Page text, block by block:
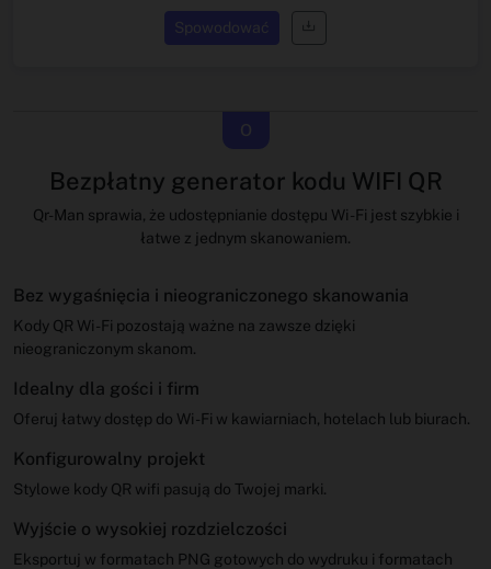
Spowodować
O
Bezpłatny generator kodu WIFI QR
Qr-Man sprawia, że ​​udostępnianie dostępu Wi -Fi jest szybkie i
łatwe z jednym skanowaniem.
Bez wygaśnięcia i nieograniczonego skanowania
Kody QR Wi -Fi pozostają ważne na zawsze dzięki
nieograniczonym skanom.
Idealny dla gości i firm
Oferuj łatwy dostęp do Wi -Fi w kawiarniach, hotelach lub biurach.
Konfigurowalny projekt
Stylowe kody QR wifi pasują do Twojej marki.
Wyjście o wysokiej rozdzielczości
Eksportuj w formatach PNG gotowych do wydruku i formatach